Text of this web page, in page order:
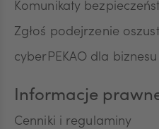
Komunikaty
Zgłoś podejrzenie
cyberPEKAO dla biznesu
Informacje
Cenniki i regulaminy